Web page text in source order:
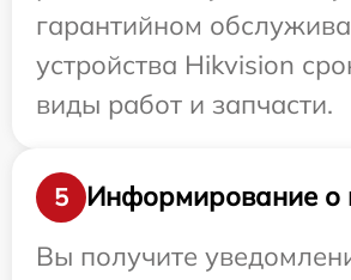
гарантийном
устройства Hikvision
виды работ и запчасти.
5
Информирование о
Вы получите